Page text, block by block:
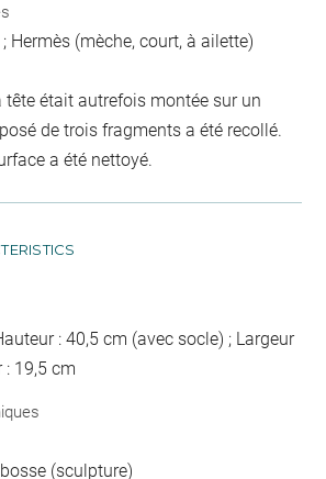
Hermès (mèche, court, à ailette)
tête était autrefois montée sur un
de trois fragments a été recollé.
a été nettoyé.
: 40,5 cm (avec socle) ; Largeur
: 19,5 cm
(sculpture)